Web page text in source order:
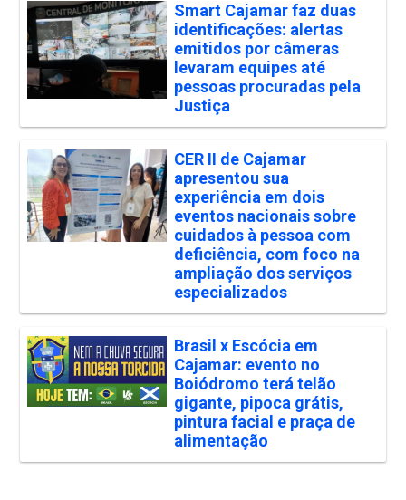
Smart Cajamar faz duas
identificações: alertas
emitidos por câmeras
levaram equipes até
pessoas procuradas pela
Justiça
CER II de Cajamar
apresentou sua
experiência em dois
eventos nacionais sobre
cuidados à pessoa com
deficiência, com foco na
ampliação dos serviços
especializados
Brasil x Escócia em
Cajamar: evento no
Boiódromo terá telão
gigante, pipoca grátis,
pintura facial e praça de
alimentação